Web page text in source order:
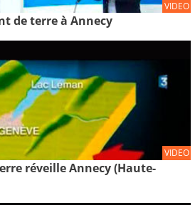
VIDEO
de terre à Annecy
VIDEO
réveille Annecy (Haute-